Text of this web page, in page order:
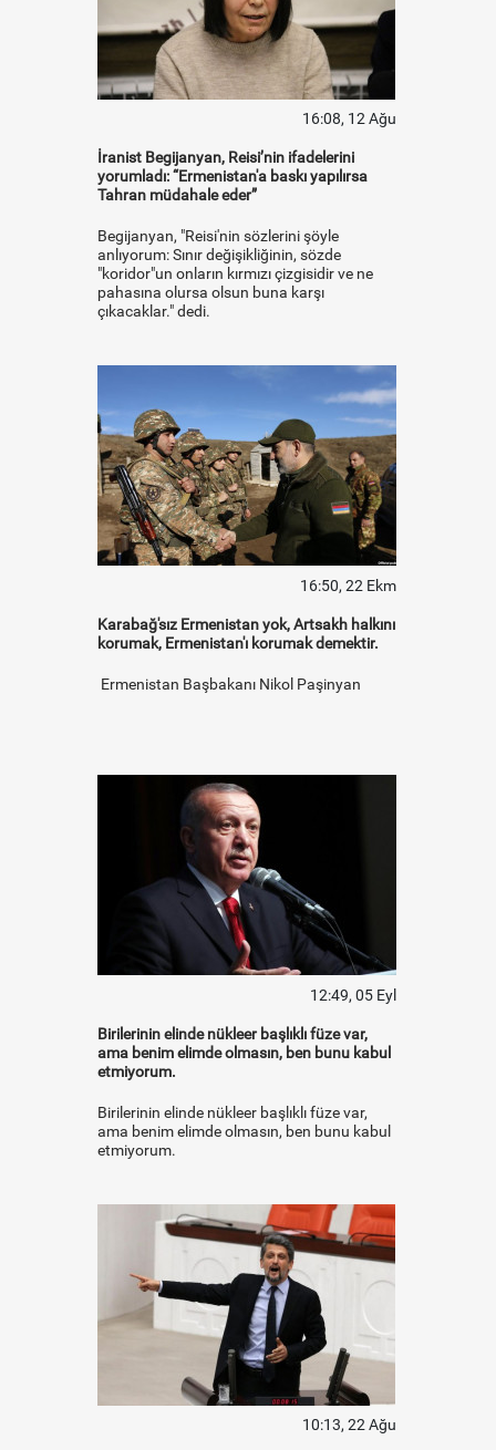
16:08, 12 Ağu
İranist Begijanyan, Reisi’nin ifadelerini
yorumladı: “Ermenistan'a baskı yapılırsa
Tahran müdahale eder”
Begijanyan, "Reisi'nin sözlerini şöyle
anlıyorum: Sınır değişikliğinin, sözde
"koridor"un onların kırmızı çizgisidir ve ne
pahasına olursa olsun buna karşı
çıkacaklar." dedi.
16:50, 22 Ekm
Karabağ'sız Ermenistan yok, Artsakh halkını
korumak, Ermenistan'ı korumak demektir.
Ermenistan Başbakanı Nikol Paşinyan
12:49, 05 Eyl
Birilerinin elinde nükleer başlıklı füze var,
ama benim elimde olmasın, ben bunu kabul
etmiyorum.
Birilerinin elinde nükleer başlıklı füze var,
ama benim elimde olmasın, ben bunu kabul
etmiyorum.
10:13, 22 Ağu